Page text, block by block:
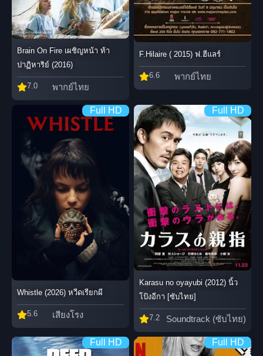
Brain On Fire เผชิญหน้า ท้า
ปาฏิหาริย์ (2016)
7.0 พากย์ไทย
F.Hilaire ( 2015) ฟ.ฮีแลร์
6.6 พากย์ไทย
Full HD
Whistle (2026) หวีดเรียกผี
5.6 เสียงโรง
Full HD
Karasu no oyayubi (2012) นิ้ว
โป้งอีกา [ซับไทย]
7.2 Soundtrack (ซับไทย)
Full HD Full HD